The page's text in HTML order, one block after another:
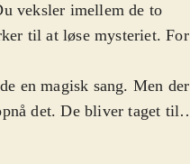
veksler imellem de to
til at løse mysteriet. For
en magisk sang. Men der
det. De bliver taget til